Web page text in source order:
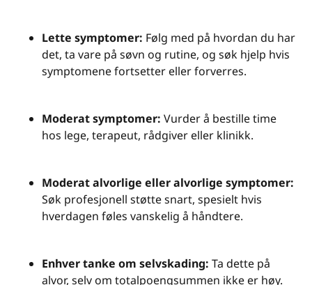
Lette symptomer: Følg med på hvordan du har
det, ta vare på søvn og rutine, og søk hjelp hvis
symptomene fortsetter eller forverres.
Moderat symptomer: Vurder å bestille time
hos lege, terapeut, rådgiver eller klinikk.
Moderat alvorlige eller alvorlige symptomer:
Søk profesjonell støtte snart, spesielt hvis
hverdagen føles vanskelig å håndtere.
Enhver tanke om selvskading: Ta dette på
alvor, selv om totalpoengsummen ikke er høy.